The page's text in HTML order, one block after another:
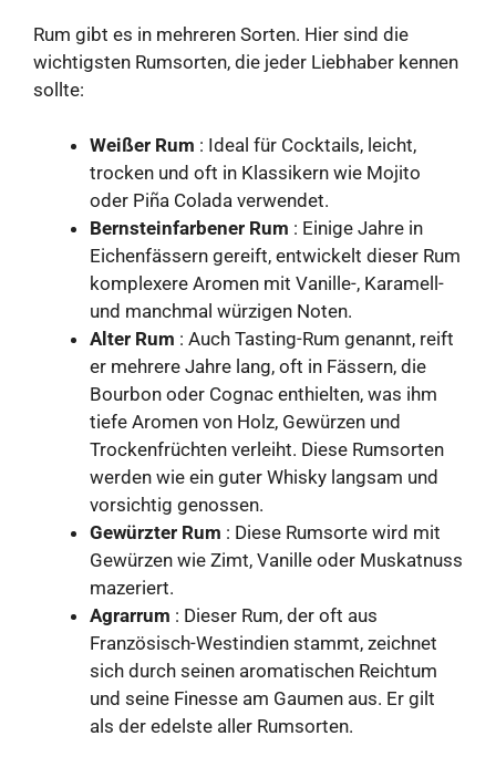
Rum gibt es in mehreren Sorten. Hier sind die
wichtigsten Rumsorten, die jeder Liebhaber kennen
sollte:
Weißer Rum : Ideal für Cocktails, leicht,
trocken und oft in Klassikern wie Mojito
oder Piña Colada verwendet.
Bernsteinfarbener Rum : Einige Jahre in
Eichenfässern gereift, entwickelt dieser Rum
komplexere Aromen mit Vanille-, Karamell-
und manchmal würzigen Noten.
Alter Rum : Auch Tasting-Rum genannt, reift
er mehrere Jahre lang, oft in Fässern, die
Bourbon oder Cognac enthielten, was ihm
tiefe Aromen von Holz, Gewürzen und
Trockenfrüchten verleiht. Diese Rumsorten
werden wie ein guter Whisky langsam und
vorsichtig genossen.
Gewürzter Rum : Diese Rumsorte wird mit
Gewürzen wie Zimt, Vanille oder Muskatnuss
mazeriert.
Agrarrum : Dieser Rum, der oft aus
Französisch-Westindien stammt, zeichnet
sich durch seinen aromatischen Reichtum
und seine Finesse am Gaumen aus. Er gilt
als der edelste aller Rumsorten.